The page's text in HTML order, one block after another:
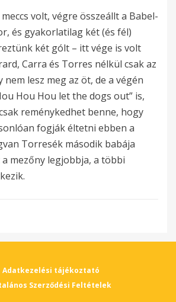
volt, végre összeállt a Babel-
és gyakorlatilag két (és fél)
két gólt – itt vége is volt
Carra és Torres nélkül csak az
lesz meg az öt, de a végén
Hou Hou let the dogs out” is,
reménykedhet benne, hogy
fogják éltetni ebben a
Torresék második babája
a mezőny legjobbja, a többi
Adatkezelési tájékoztató
Szerződési Feltételek